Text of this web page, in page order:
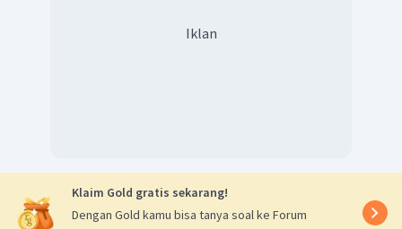
Iklan
Klaim Gold gratis sekarang!
Dengan Gold kamu bisa tanya soal ke Forum